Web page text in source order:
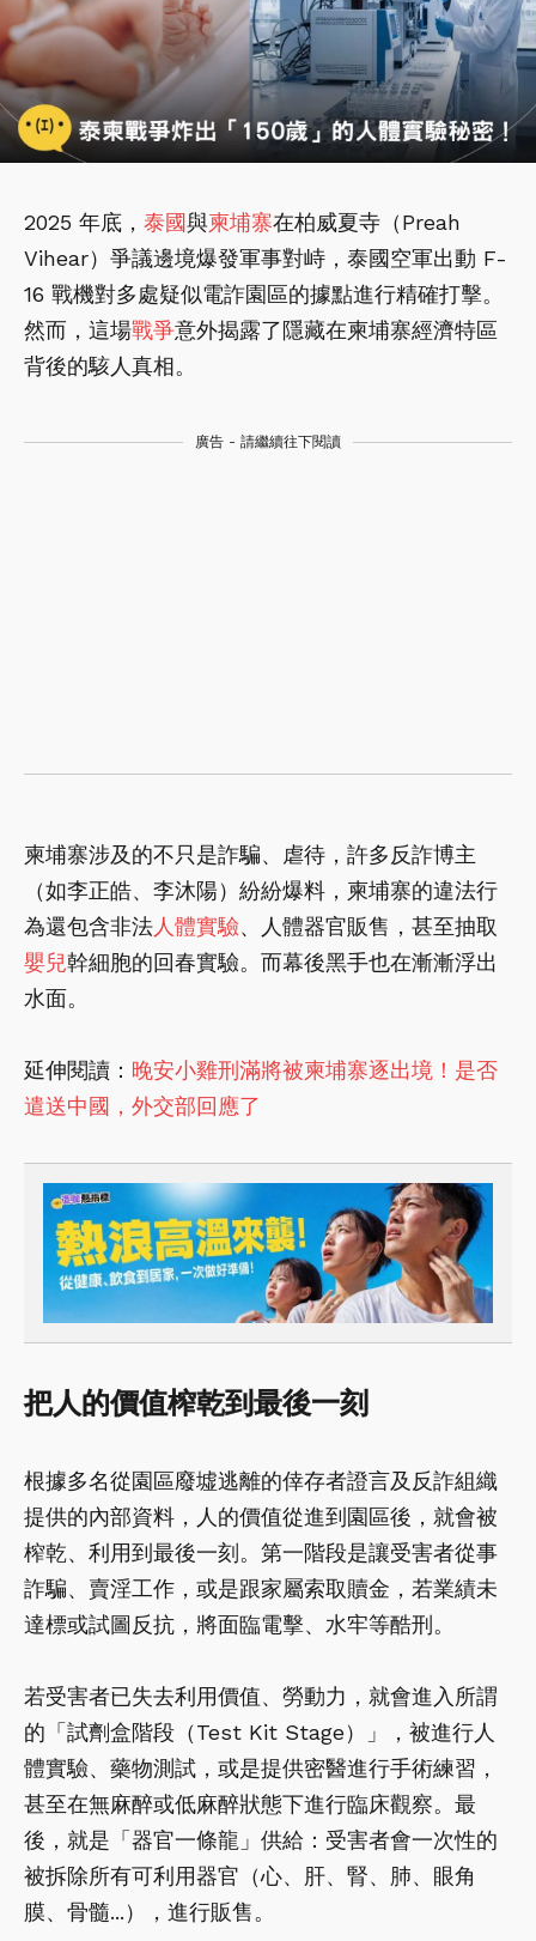
2025 年底， 泰國與柬埔寨在柏威夏寺（Preah
Vihear）爭議邊境爆發軍事對峙，泰國空軍出動 F-
16 戰機對多處疑似電詐園區的據點進行精確打擊。
然而，這場戰爭意外揭露了隱藏在柬埔寨經濟特區
背後的駭人真相。
廣告 - 請繼續往下閱讀
柬埔寨涉及的不只是詐騙、虐待，許多反詐博主
（如李正皓、李沐陽）紛紛爆料，柬埔寨的違法行
為還包含非法人體實驗、人體器官販售，甚至抽取
嬰兒幹細胞的回春實驗。而幕後黑手也在漸漸浮出
水面。
延伸閱讀： 晚安小雞刑滿將被柬埔寨逐出境！是否
遣送中國，外交部回應了
把人的價值榨乾到最後一刻
根據多名從園區廢墟逃離的倖存者證言及反詐組織
提供的內部資料，人的價值從進到園區後，就會被
榨乾、利用到最後一刻。第一階段是讓受害者從事
詐騙、賣淫工作，或是跟家屬索取贖金，若業績未
達標或試圖反抗，將面臨電擊、水牢等酷刑。
若受害者已失去利用價值、勞動力，就會進入所謂
的「試劑盒階段（Test Kit Stage）」，被進行人
體實驗、藥物測試，或是提供密醫進行手術練習，
甚至在無麻醉或低麻醉狀態下進行臨床觀察。最
後，就是「器官一條龍」供給：受害者會一次性的
被拆除所有可利用器官（心、肝、腎、肺、眼角
膜、骨髓...），進行販售。